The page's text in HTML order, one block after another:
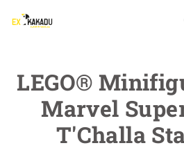
LEGO®
Marvel
T'Challa